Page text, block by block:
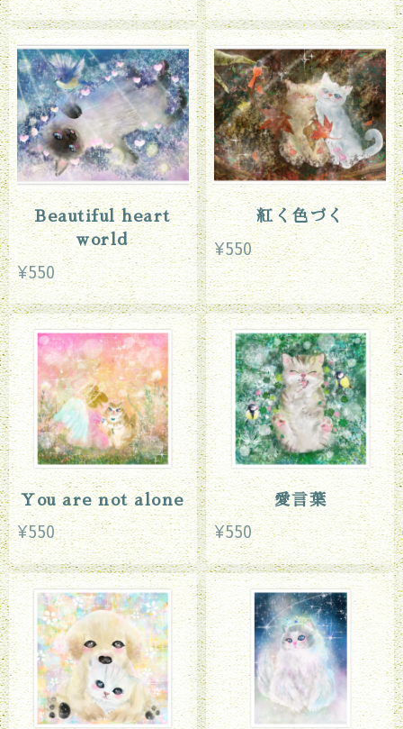
Beautiful heart
world
¥550
紅く色づく
¥550
You are not alone
¥550
愛言葉
¥550